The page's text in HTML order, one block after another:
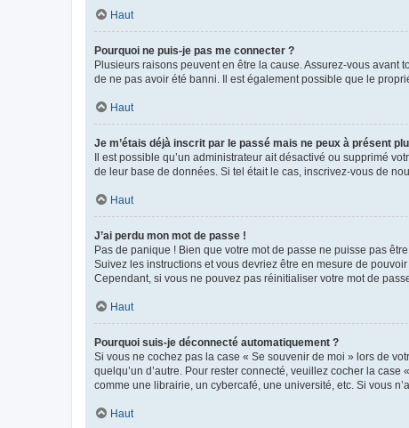
Haut
Pourquoi ne puis-je pas me connecter ?
Plusieurs raisons peuvent en être la cause. Assurez-vous avant
de ne pas avoir été banni. Il est également possible que le
Haut
Je m’étais déjà inscrit par le passé mais ne peux à présent
Il est possible qu’un administrateur ait désactivé ou supprimé
de leur base de données. Si tel était le cas, inscrivez-vous de
Haut
J’ai perdu mon mot de passe !
Pas de panique ! Bien que votre mot de passe ne puisse pas
Suivez les instructions et vous devriez être en mesure de
Cependant, si vous ne pouvez pas réinitialiser votre mot de
Haut
Pourquoi suis-je déconnecté automatiquement ?
Si vous ne cochez pas la case « Se souvenir de moi » lors de
quelqu’un d’autre. Pour rester connecté, veuillez cocher la
comme une librairie, un cybercafé, une université, etc. Si vous
Haut